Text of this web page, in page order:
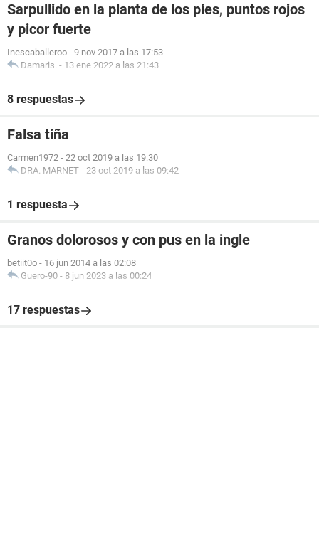
Sarpullido en la planta de los pies, puntos rojos
y picor fuerte
Inescaballeroo - 9 nov 2017 a las 17:53
Damaris. - 13 ene 2022 a las 21:43
8 respuestas
Falsa tiña
Carmen1972 - 22 oct 2019 a las 19:30
DRA. MARNET - 23 oct 2019 a las 09:42
1 respuesta
Granos dolorosos y con pus en la ingle
betiit0o - 16 jun 2014 a las 02:08
Guero-90 - 8 jun 2023 a las 00:24
17 respuestas